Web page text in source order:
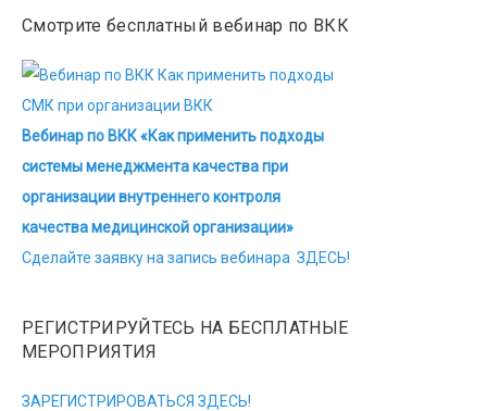
Смотрите бесплатный вебинар по ВКК
Вебинар по ВКК «Как применить подходы
системы менеджмента качества при
организации внутреннего контроля
качества медицинской организации»
Сделайте заявку на запись вебинара ЗДЕСЬ!
РЕГИСТРИРУЙТЕСЬ НА БЕСПЛАТНЫЕ
МЕРОПРИЯТИЯ
ЗАРЕГИСТРИРОВАТЬСЯ ЗДЕСЬ!